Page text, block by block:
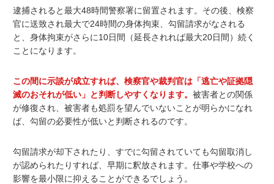
逮捕されると最大48時間警察署に留置されます。その後、検察
官に送致され最大で24時間の身体拘束、勾留請求がなされる
と、身体拘束がさらに10日間（延長されれば最大20日間）続く
ことになります。
この間に示談が成立すれば、検察官や裁判官は「逃亡や証拠隠
滅のおそれが低い」と判断しやすくなります。被害者との関係
が修復され、被害者も処罰を望んでいないことが明らかになれ
ば、勾留の必要性が低いと判断されるのです。
勾留請求が却下されたり、すでに勾留されていても勾留取消し
が認められたりすれば、早期に釈放されます。仕事や学校への
影響を最小限に抑えることができるでしょう。